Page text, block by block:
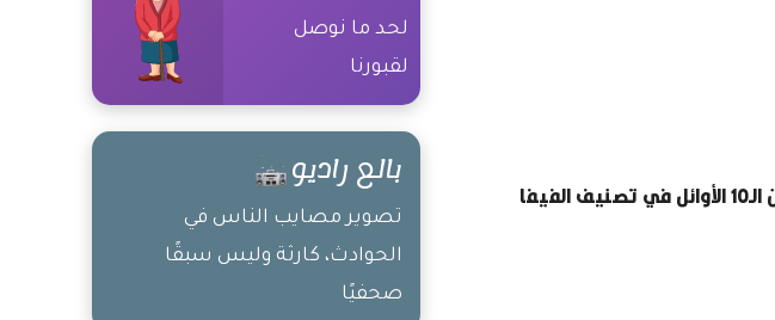
لحد ما نوصل
لقبورنا
بالع راديو
تصوير مصايب الناس في
الحوادث، كارثة وليس سبقًا
صحفيًا